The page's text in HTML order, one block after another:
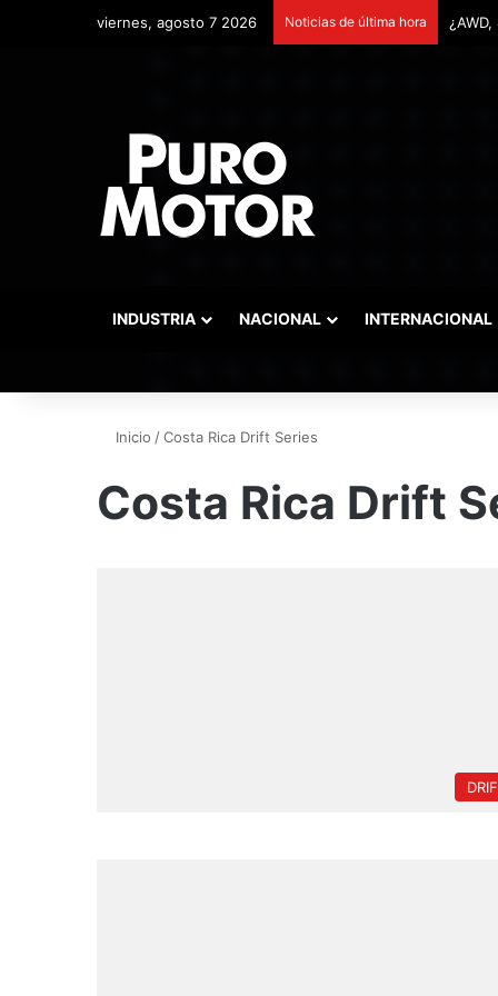
viernes, agosto 7 2026 Noticias de última hora
INDUSTRIA NACIONAL INTERNACIONAL
Inicio /Costa Rica Drift Series
Costa Rica Drift